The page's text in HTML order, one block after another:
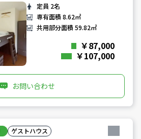
定員 2名
専有面積8.62㎡
共用部分面積59.82㎡
￥87,000
￥107,000
お問い合わせ
ゲストハウス